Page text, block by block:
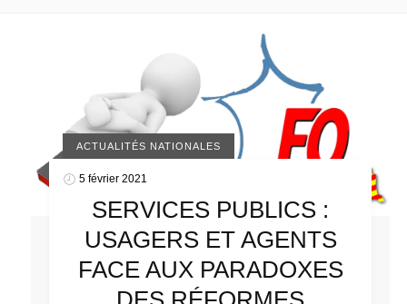
ACTUALITÉS NATIONALES
5 février 2021
SERVICES PUBLICS :
USAGERS ET AGENTS
FACE AUX PARADOXES